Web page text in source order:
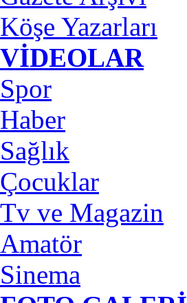
Köşe Yazarları
VİDEOLAR
Spor
Haber
Sağlık
Çocuklar
Tv ve Magazin
Amatör
Sinema